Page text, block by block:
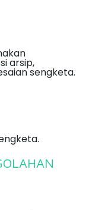
arsip,
sengketa.